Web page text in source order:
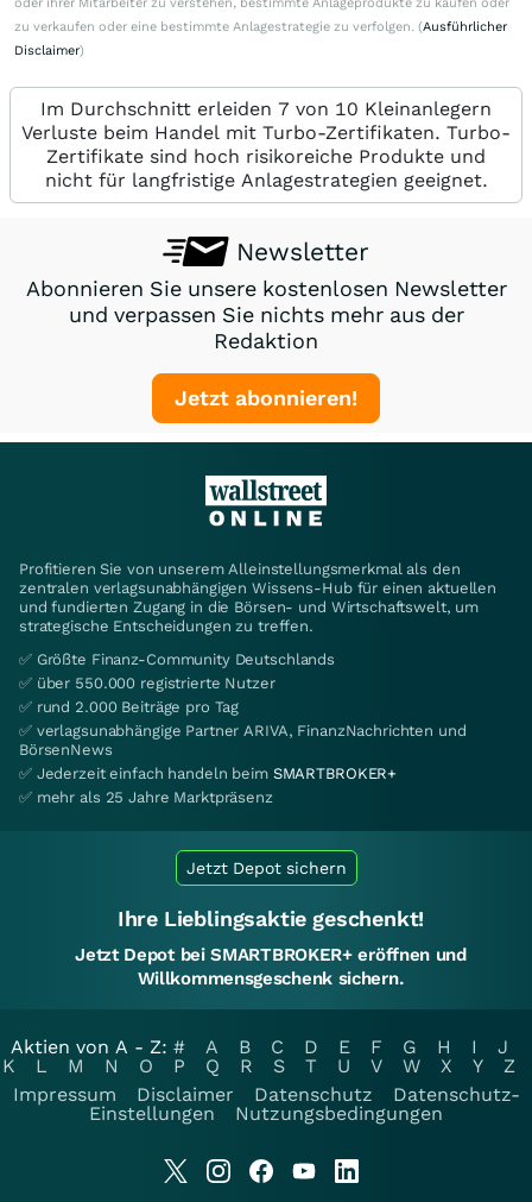
oder ihrer Mitarbeiter zu verstehen, bestimmte Anlageprodukte zu kaufen oder
zu verkaufen oder eine bestimmte Anlagestrategie zu verfolgen. (Ausführlicher
Disclaimer)
Im Durchschnitt erleiden 7 von 10 Kleinanlegern
Verluste beim Handel mit Turbo-Zertifikaten. Turbo-
Zertifikate sind hoch risikoreiche Produkte und
nicht für langfristige Anlagestrategien geeignet.
Newsletter
Abonnieren Sie unsere kostenlosen Newsletter
und verpassen Sie nichts mehr aus der
Redaktion
Jetzt abonnieren!
Profitieren Sie von unserem Alleinstellungsmerkmal als den
zentralen verlagsunabhängigen Wissens-Hub für einen aktuellen
und fundierten Zugang in die Börsen- und Wirtschaftswelt, um
strategische Entscheidungen zu treffen.
✅ Größte Finanz-Community Deutschlands
✅ über 550.000 registrierte Nutzer
✅ rund 2.000 Beiträge pro Tag
✅ verlagsunabhängige Partner ARIVA, FinanzNachrichten und
BörsenNews
✅ Jederzeit einfach handeln beim SMARTBROKER+
✅ mehr als 25 Jahre Marktpräsenz
Jetzt Depot sichern
Ihre Lieblingsaktie geschenkt!
Jetzt Depot bei SMARTBROKER+ eröffnen und
Willkommensgeschenk sichern.
Aktien von A - Z: # A B C D E F G H I
J
K
L M N O P Q R S T U V W X Y
Z
Impressum
Disclaimer Datenschutz
Datenschutz-
Einstellungen
Nutzungsbedingungen